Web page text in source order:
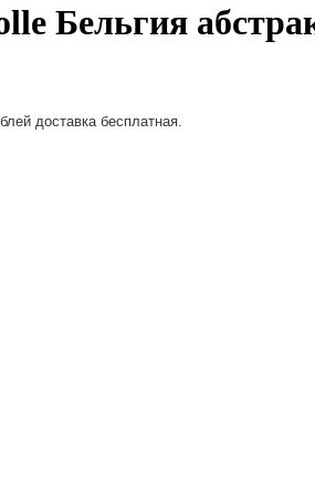
Бельгия
доставка бесплатная.